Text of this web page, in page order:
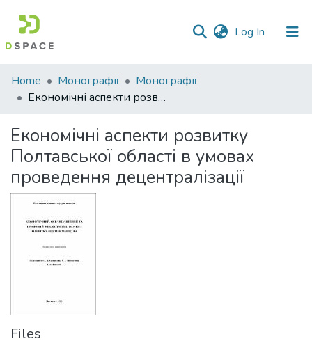
Log In (current)
Communities
&
All of DSpace
Statistics
Home Монографії
Монографії
Економічні аспекти розвитку Полтавської області в умовах проведення децентралізації
Економічні аспекти розвитку
Полтавської області в умовах
проведення децентралізації
Files